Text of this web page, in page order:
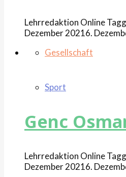
Lehrredaktion Online
Dezember 20216.
Gesellschaft
Sport
Genc
Lehrredaktion Online
Dezember 20216.